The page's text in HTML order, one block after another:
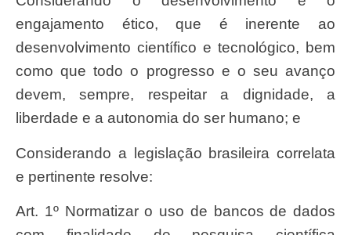
engajamento ético, que é inerente ao
desenvolvimento científico e tecnológico, bem
como que todo o progresso e o seu avanço
devem, sempre, respeitar a dignidade, a
liberdade e a autonomia do ser humano; e
Considerando a legislação brasileira correlata
e pertinente resolve:
Art. 1º Normatizar o uso de bancos de dados